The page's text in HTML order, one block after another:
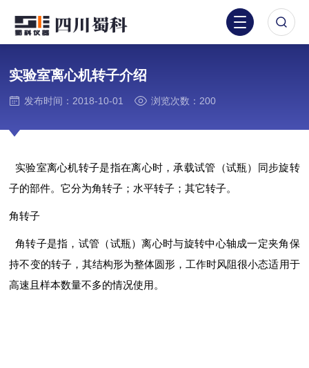
实验室离心机转子介绍
发布时间：2018-10-01 浏览次数：200
实验室离心机转子是指在离心时，承载试管（试瓶）同步旋转
子的部件。它分为角转子；水平转子；其它转子。
角转子
角转子是指，试管（试瓶）离心时与旋转中心轴成一定夹角保
持不变的转子，其结构形为整体圆形，工作时风阻很小态适用于
高速且样本数量不多的情况使用。